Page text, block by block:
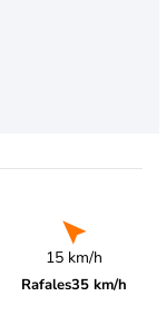
15 km/h
Rafales35 km/h